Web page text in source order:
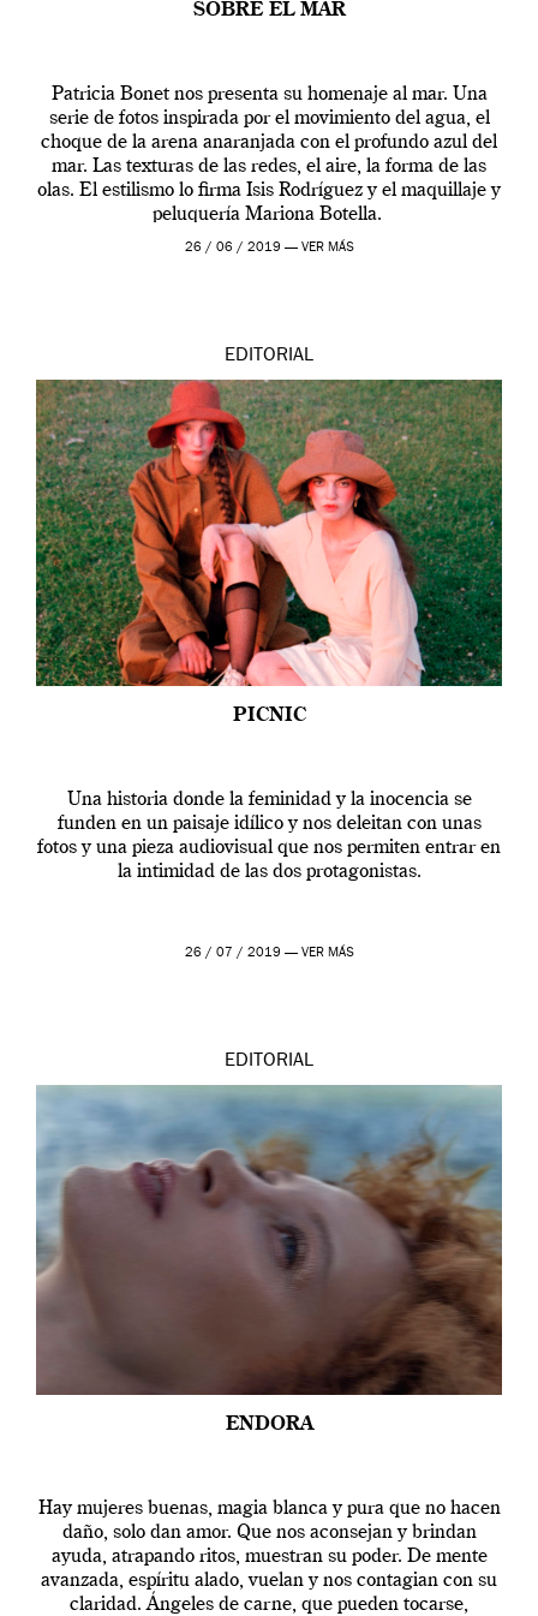
SOBRE EL MAR
Patricia Bonet nos presenta su homenaje al mar. Una
serie de fotos inspirada por el movimiento del agua, el
choque de la arena anaranjada con el profundo azul del
mar. Las texturas de las redes, el aire, la forma de las
olas. El estilismo lo firma Isis Rodríguez y el maquillaje y
peluquería Mariona Botella.
26 / 06 / 2019 — VER MÁS
EDITORIAL
PICNIC
Una historia donde la feminidad y la inocencia se
funden en un paisaje idílico y nos deleitan con unas
fotos y una pieza audiovisual que nos permiten entrar en
la intimidad de las dos protagonistas.
26 / 07 / 2019 — VER MÁS
EDITORIAL
ENDORA
Hay mujeres buenas, magia blanca y pura que no hacen
daño, solo dan amor. Que nos aconsejan y brindan
ayuda, atrapando ritos, muestran su poder. De mente
avanzada, espíritu alado, vuelan y nos contagian con su
claridad. Ángeles de carne, que pueden tocarse,